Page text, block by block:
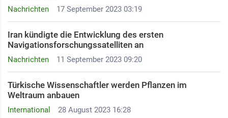
Nachrichten 17 September 2023 03:19
Nachrichten 11 September 2023 09:20
Iran kündigte die Entwicklung des ersten
Navigationsforschungssatelliten an
International 28 August 2023 16:28
Türkische Wissenschaftler werden Pflanzen im
Weltraum anbauen